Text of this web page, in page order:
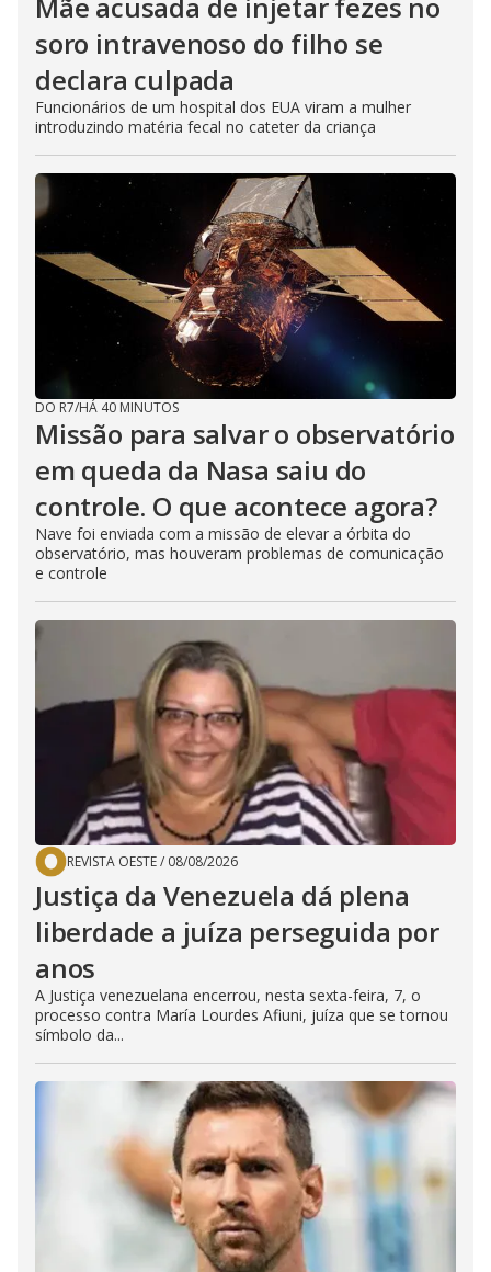
soro intravenoso do filho se
declara culpada
Funcionários de um hospital dos EUA viram a mulher
introduzindo matéria fecal no cateter da criança
DO R7/HÁ 40 MINUTOS
Missão para salvar o observatório
em queda da Nasa saiu do
controle. O que acontece agora?
Nave foi enviada com a missão de elevar a órbita do
observatório, mas houveram problemas de comunicação
e controle
REVISTA OESTE/ 08/08/2026
Justiça da Venezuela dá plena
liberdade a juíza perseguida por
anos
A Justiça venezuelana encerrou, nesta sexta-feira, 7, o
processo contra María Lourdes Afiuni, juíza que se tornou
símbolo da...